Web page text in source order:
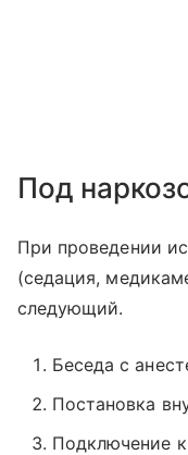
Под
При проведении
(седация,
следующий.
Беседа с
Постановка
Подключение